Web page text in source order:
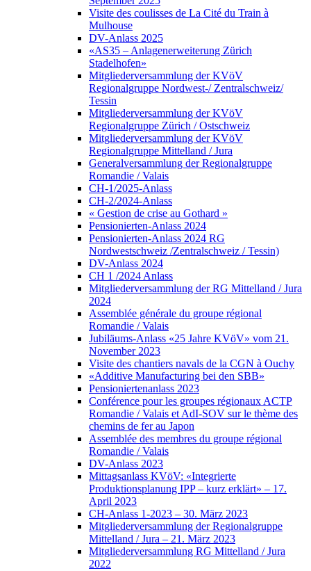
Visite des coulisses de La Cité du Train à
Mulhouse
DV-Anlass 2025
«AS35 – Anlagenerweiterung Zürich
Stadelhofen»
Mitgliederversammlung der KVöV
Regionalgruppe Nordwest-/ Zentralschweiz/
Tessin
Mitgliederversammlung der KVöV
Regionalgruppe Zürich / Ostschweiz
Mitgliederversammlung der KVöV
Regionalgruppe Mittelland / Jura
Generalversammlung der Regionalgruppe
Romandie / Valais
CH-1/2025-Anlass
CH-2/2024-Anlass
« Gestion de crise au Gothard »
Pensionierten-Anlass 2024
Pensionierten-Anlass 2024 RG
Nordwestschweiz /Zentralschweiz / Tessin)
DV-Anlass 2024
CH 1 /2024 Anlass
Mitgliederversammlung der RG Mittelland / Jura
2024
Assemblée générale du groupe régional
Romandie / Valais
Jubiläums-Anlass «25 Jahre KVöV» vom 21.
November 2023
Visite des chantiers navals de la CGN à Ouchy
«Additive Manufacturing bei den SBB»
Pensioniertenanlass 2023
Conférence pour les groupes régionaux ACTP
Romandie / Valais et AdI-SOV sur le thème des
chemins de fer au Japon
Assemblée des membres du groupe régional
Romandie / Valais
DV-Anlass 2023
Mittagsanlass KVöV: «Integrierte
Produktionsplanung IPP – kurz erklärt» – 17.
April 2023
CH-Anlass 1-2023 – 30. März 2023
Mitgliederversammlung der Regionalgruppe
Mittelland / Jura – 21. März 2023
Mitgliederversammlung RG Mittelland / Jura
2022